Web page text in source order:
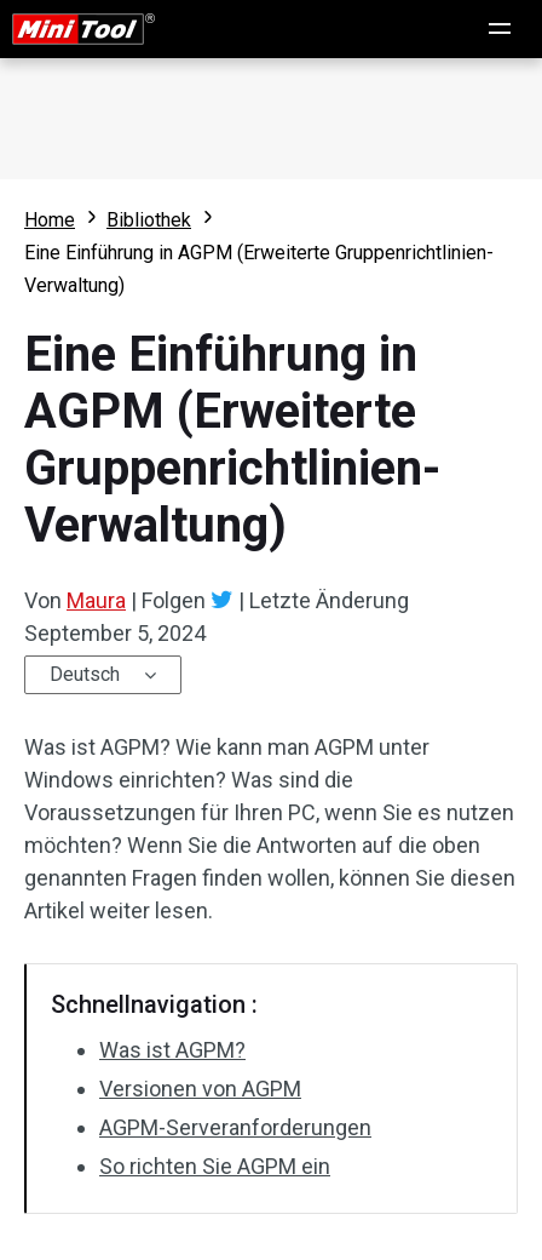
Home
Bibliothek
Eine Einführung in AGPM (Erweiterte Gruppenrichtlinien-
Verwaltung)
Eine Einführung in
AGPM (Erweiterte
Gruppenrichtlinien-
Verwaltung)
Von Maura | Folgen | Letzte Änderung
September 5, 2024
Deutsch
Was ist AGPM? Wie kann man AGPM unter
Windows einrichten? Was sind die
Voraussetzungen für Ihren PC, wenn Sie es nutzen
möchten? Wenn Sie die Antworten auf die oben
genannten Fragen finden wollen, können Sie diesen
Artikel weiter lesen.
Schnellnavigation :
Was ist AGPM?
Versionen von AGPM
AGPM-Serveranforderungen
So richten Sie AGPM ein